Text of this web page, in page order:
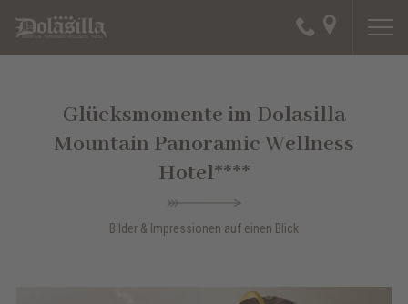
Glücksmomente im Dolasilla
Mountain Panoramic Wellness
Hotel****
Bilder & Impressionen auf einen Blick